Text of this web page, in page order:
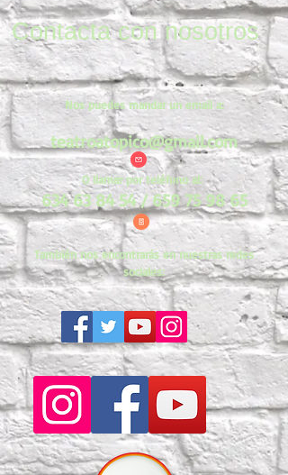
Nos puedes mandar un email a:
teatroatopico@gmail.com
O llamar por teléfono al:
634 63 84 54/659 75 98 65
También nos encontrarás en nuestras redes
sociales:
Contacta con nosotros